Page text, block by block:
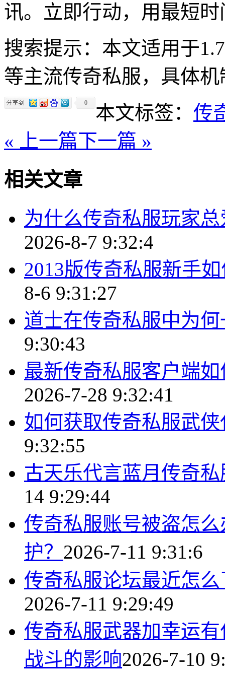
讯。立即行动，用最短
搜索提示：本文适用于
等主流传奇私服，具体
0 本文标签： 传
« 上一篇下一篇 »
相关文章
为什么传奇私服玩家
2026-8-7 9:32:4
2013版传奇私服新手
8-6 9:31:27
道士在传奇私服中为
9:30:43
最新传奇私服客户端
2026-7-28 9:32:41
如何获取传奇私服武
9:32:55
古天乐代言蓝月传奇
14 9:29:44
传奇私服账号被盗怎
护？ 2026-7-11 9:31:6
传奇私服论坛最近怎
2026-7-11 9:29:49
传奇私服武器加幸运
战斗的影响2026-7-10